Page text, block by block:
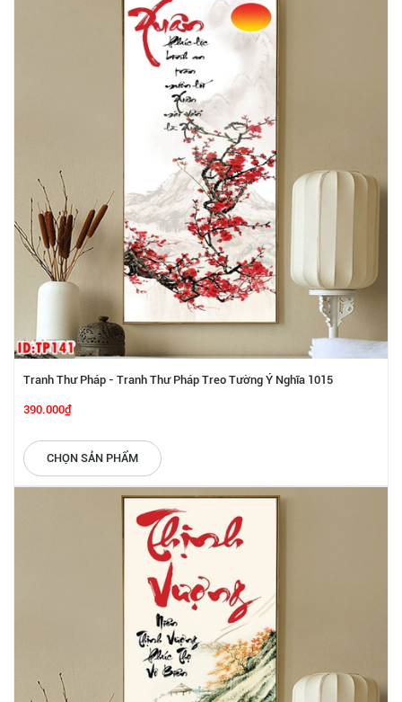
Tranh Thư Pháp - Tranh Thư Pháp Treo Tường Ý Nghĩa 1015
390.000₫
CHỌN SẢN PHẨM